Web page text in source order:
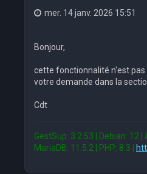
mer. 14 janv. 2026 15:51
Bonjour,
cette fonctionnalité n'est pas
votre demande dans la
Cdt
GestSup: 3.2.53 | Debian: 12 |
MariaDB: 11.5.2 | PHP: 8.3 |